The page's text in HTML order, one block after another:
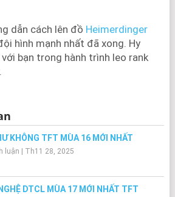
dẫn cách lên đồ Heimerdinger
hình mạnh nhất đã xong. Hy
bạn trong hành trình leo rank
KHÔNG TFT MÙA 16 MỚI NHẤT
luận | Th11 28, 2025
DTCL MÙA 17 MỚI NHẤT TFT